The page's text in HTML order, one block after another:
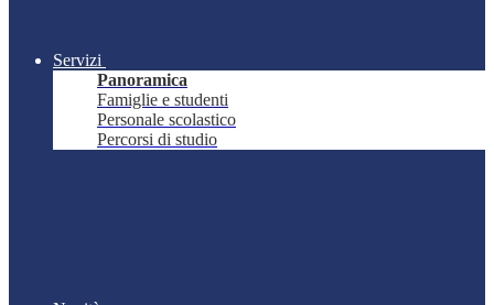
Servizi
Panoramica
Famiglie e studenti
Personale scolastico
Percorsi di studio